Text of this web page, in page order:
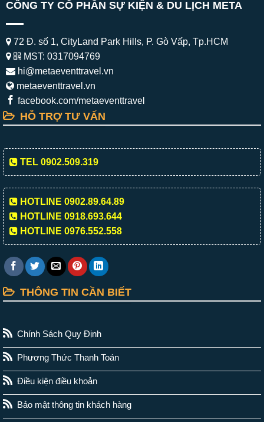
CÔNG TY CỔ PHẦN SỰ KIỆN & DU LỊCH META
72 Đ. số 1, CityLand Park Hills, P. Gò Vấp, Tp.HCM
MST: 0317094769
hi@metaeventtravel.vn
metaeventtravel.vn
facebook.com/metaeventtravel
HỖ TRỢ TƯ VẤN
TEL 0902.509.319
HOTLINE 0902.89.64.89
HOTLINE 0918.693.644
HOTLINE 0976.552.558
THÔNG TIN CẦN BIẾT
Chính Sách Quy Định
Phương Thức Thanh Toán
Điều kiện điều khoản
Bảo mật thông tin khách hàng